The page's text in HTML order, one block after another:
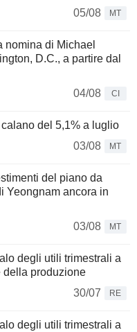
05/08
MT
nomina di Michael
D.C., a partire dal
04/08
CI
del 5,1% a luglio
03/08
MT
del piano da
Yeongnam ancora in
03/08
MT
degli utili trimestrali a
della produzione
30/07
RE
degli utili trimestrali a